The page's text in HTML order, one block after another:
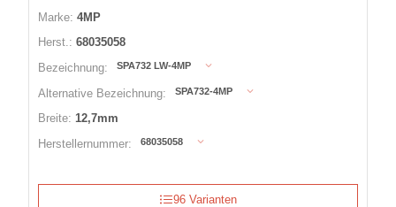
Marke: 4MP
Herst.: 68035058
Bezeichnung:
SPA732 LW-4MP
Alternative Bezeichnung: SPA732-4MP
Breite: 12,7mm
Herstellernummer:
68035058
96 Varianten